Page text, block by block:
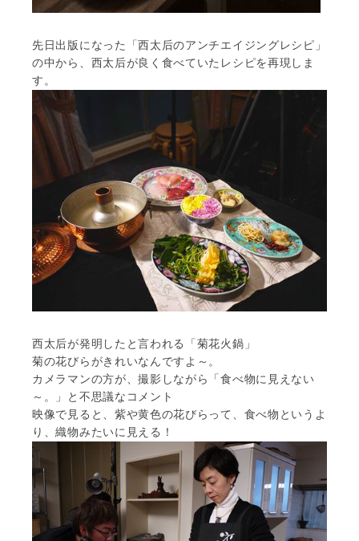
先日出版になった「西太后のアンチエイジングレシピ」
の中から、西太后が良く食べていたレシピを再現しま
す。
西太后が発明したと言われる「菊花火鍋」
菊の花びらがきれいなんですよ～。
カメラマンの方が、撮影しながら「食べ物に見えない
～。」と不思議なコメント
映像で見ると、紫や黄色の花びらって、食べ物というよ
り、織物みたいに見える！